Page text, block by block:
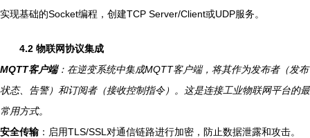
实现基础的Socket编程，创建TCP Server/Client或UDP服务。
4.2 物联网协议集成
MQTT客户端：在逆变系统中集成MQTT客户端，将其作为发布者（发布
状态、告警）和订阅者（接收控制指令）。这是连接工业物联网平台的最
常用方式。
安全传输 ：启用TLS/SSL对通信链路进行加密，防止数据泄露和攻击。